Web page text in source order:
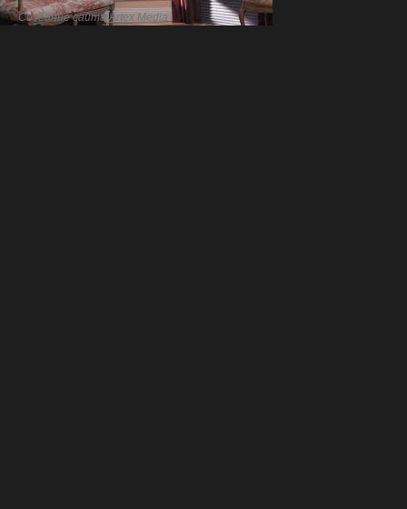
Создание сайта Artex Media